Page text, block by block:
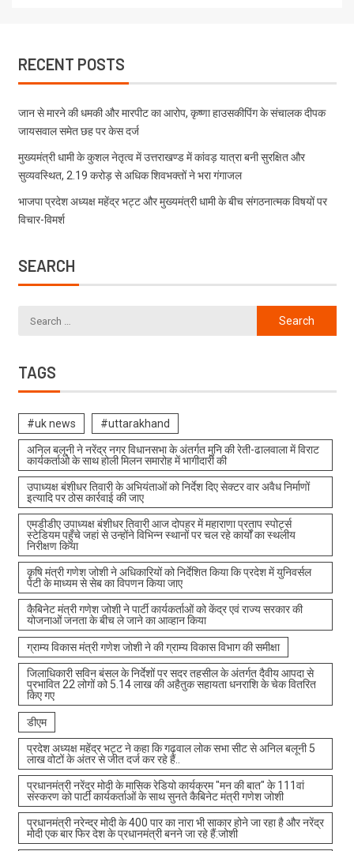
RECENT POSTS
जान से मारने की धमकी और मारपीट का आरोप, कृष्णा हाउसकीपिंग के संचालक दीपक
जायसवाल समेत छह पर केस दर्ज
मुख्यमंत्री धामी के कुशल नेतृत्व में उत्तराखण्ड में कांवड़ यात्रा बनी सुरक्षित और
सुव्यवस्थित, 2.19 करोड़ से अधिक शिवभक्तों ने भरा गंगाजल
भाजपा प्रदेश अध्यक्ष महेंद्र भट्ट और मुख्यमंत्री धामी के बीच संगठनात्मक विषयों पर
विचार-विमर्श
SEARCH
TAGS
#uk news #uttarakhand
अनिल बलूनी ने नरेंद्र नगर विधानसभा के अंतर्गत मुनि की रेती-ढालवाला में विराट
कार्यकर्ताओ के साथ होली मिलन समारोह में भागीदारी की
उपाध्यक्ष बंशीधर तिवारी के अभियंताओं को निर्देश दिए सेक्टर वार अवैध निर्माणों
इत्यादि पर ठोस कार्रवाई की जाए
एमडीडीए उपाध्यक्ष बंशीधर तिवारी आज दोपहर में महाराणा प्रताप स्पोर्ट्स
स्टेडियम पहुँचे जहां से उन्होंने विभिन्न स्थानों पर चल रहे कार्यों का स्थलीय
निरीक्षण किया
कृषि मंत्री गणेश जोशी ने अधिकारियों को निर्देशित किया कि प्रदेश में युनिवर्सल
पेटी के माध्यम से सेब का विपणन किया जाए
कैबिनेट मंत्री गणेश जोशी ने पार्टी कार्यकर्ताओं को केंद्र एवं राज्य सरकार की
योजनाओं जनता के बीच ले जाने का आव्हान किया
ग्राम्य विकास मंत्री गणेश जोशी ने की ग्राम्य विकास विभाग की समीक्षा
जिलाधिकारी सविन बंसल के निर्देशों पर सदर तहसील के अंतर्गत दैवीय आपदा से
प्रभावित 22 लोगों को 5.14 लाख की अहैतुक सहायता धनराशि के चेक वितरित
किए गए
डीएम
प्रदेश अध्यक्ष महेंद्र भट्ट ने कहा कि गढ़वाल लोक सभा सीट से अनिल बलूनी 5
लाख वोटों के अंतर से जीत दर्ज कर रहे हैं..
प्रधानमंत्री नरेंद्र मोदी के मासिक रेडियो कार्यक्रम "मन की बात" के 111वां
संस्करण को पार्टी कार्यकर्ताओं के साथ सुनते कैबिनेट मंत्री गणेश जोशी
प्रधानमंत्री नरेन्द्र मोदी के 400 पार का नारा भी साकार होने जा रहा है और नरेंद्र
मोदी एक बार फिर देश के प्रधानमंत्री बनने जा रहे हैं:जोशी